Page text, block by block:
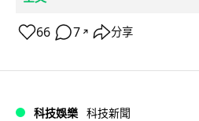
66 7 ↗ 分享
科技娛樂 科技新聞